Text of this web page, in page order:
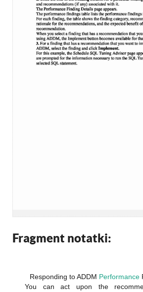
Fragment notatki:
Responding to ADDM Performance
You can act upon the